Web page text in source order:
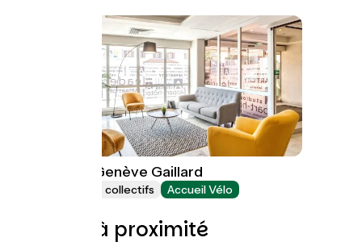
Appart'City Genève Gaillard
Hébergements collectifs Accueil Vélo
Boucles à proximité